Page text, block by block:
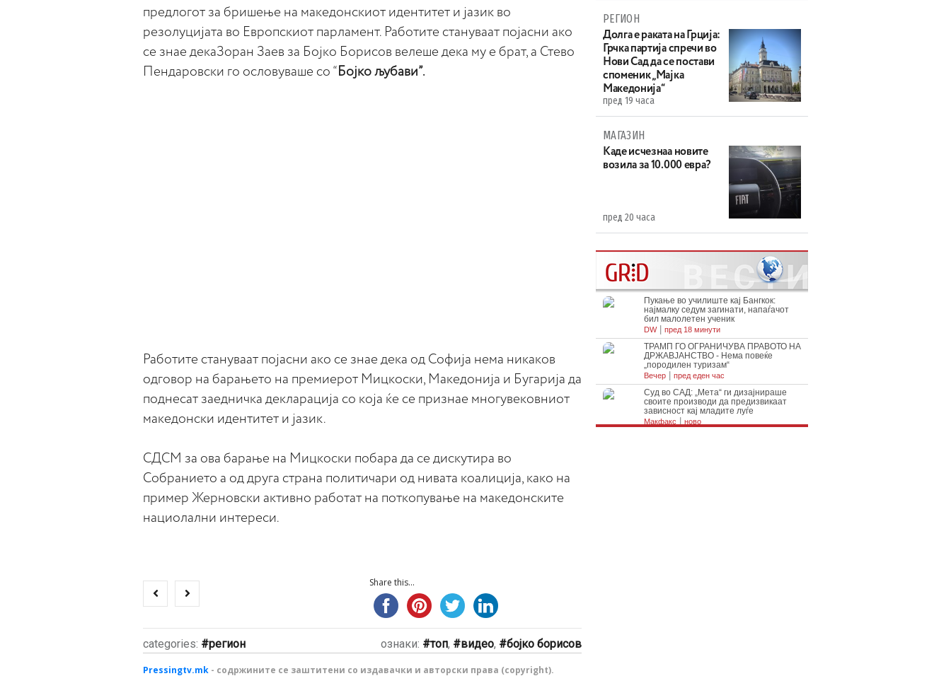
предлогот за бришење на македонскиот идентитет и јазик во
резолуцијата во Европскиот парламент. Работите стануваат појасни ако
се знае декаЗоран Заев за Бојко Борисов велеше дека му е брат, а Стево
Пендаровски го ословуваше со “ Бојко љубави”.
Работите стануваат појасни ако се знае дека од Софија нема никаков
одговор на барањето на премиерот Мицкоски, Македонија и Бугарија да
поднесат заедничка декларација со која ќе се признае многувековниот
македонски идентитет и јазик.
СДСМ за ова барање на Мицкоски побара да се дискутира во
Собранието а од друга страна политичари од нивата коалиција, како на
пример Жерновски активно работат на поткопување на македонските
нациолални интереси.
Share this...
categories: регион ознаки: топ, видео, бојко борисов
Pressingtv.mk - содржините се заштитени со издавачки и авторски права (copyright).
РЕГИОН
Долга е раката на Грција:
Грчка партија спречи во
Нови Сад да се постави
споменик „Мајка
Македонија“
пред 19 часа
МАГАЗИН
Каде исчезнаа новите
возила за 10.000 евра?
пред 20 часа